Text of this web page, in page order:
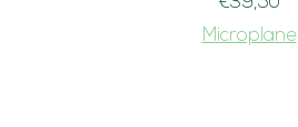
Microplane